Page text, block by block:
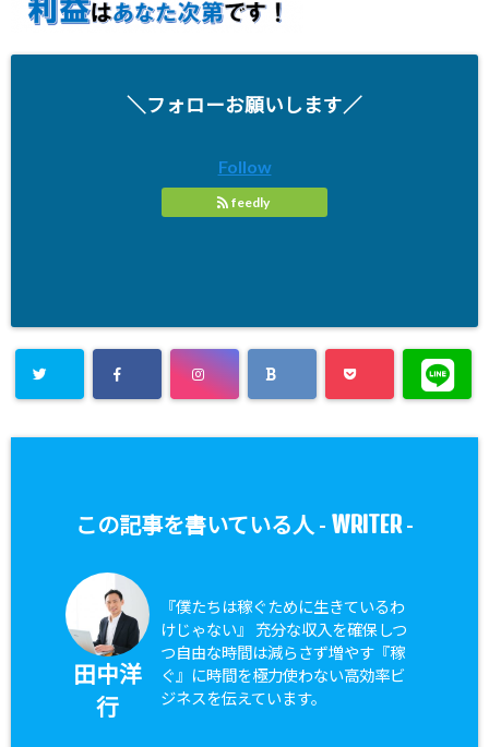
＼フォローお願いします／
Follow
feedly
この記事を書いている人 - WRITER-
田中洋
行
『僕たちは稼ぐために生きているわ
けじゃない』 充分な収入を確保しつ
つ自由な時間は減らさず増やす『稼
ぐ』に時間を極力使わない高効率ビ
ジネスを伝えています。